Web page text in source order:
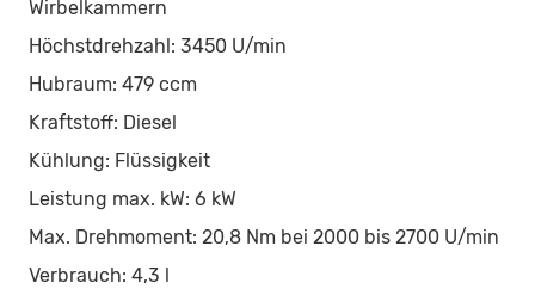
Wirbelkammern
Höchstdrehzahl: 3450 U/min
Hubraum: 479 ccm
Kraftstoff: Diesel
Kühlung: Flüssigkeit
Leistung max. kW: 6 kW
Max. Drehmoment: 20,8 Nm bei 2000 bis 2700 U/min
Verbrauch: 4,3 l